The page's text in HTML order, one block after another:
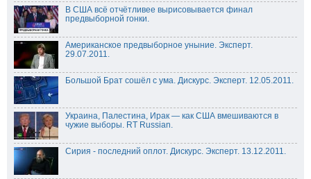
В США всё отчётливее вырисовывается финал
предвыборной гонки.
Американское предвыборное уныние. Эксперт.
29.07.2011.
Большой Брат сошёл с ума. Дискурс. Эксперт. 12.05.2011.
Украина, Палестина, Ирак — как США вмешиваются в
чужие выборы. RT Russian.
Сирия - последний оплот. Дискурс. Эксперт. 13.12.2011.